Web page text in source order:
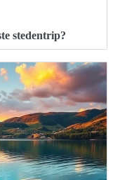
stedentrip?